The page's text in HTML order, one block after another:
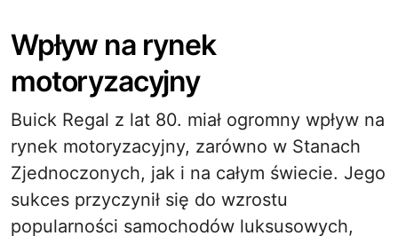
Wpływ na rynek
motoryzacyjny
Buick Regal z lat 80. miał ogromny wpływ na
rynek motoryzacyjny, zarówno w Stanach
Zjednoczonych, jak i na całym świecie. Jego
sukces przyczynił się do wzrostu
popularności samochodów luksusowych,